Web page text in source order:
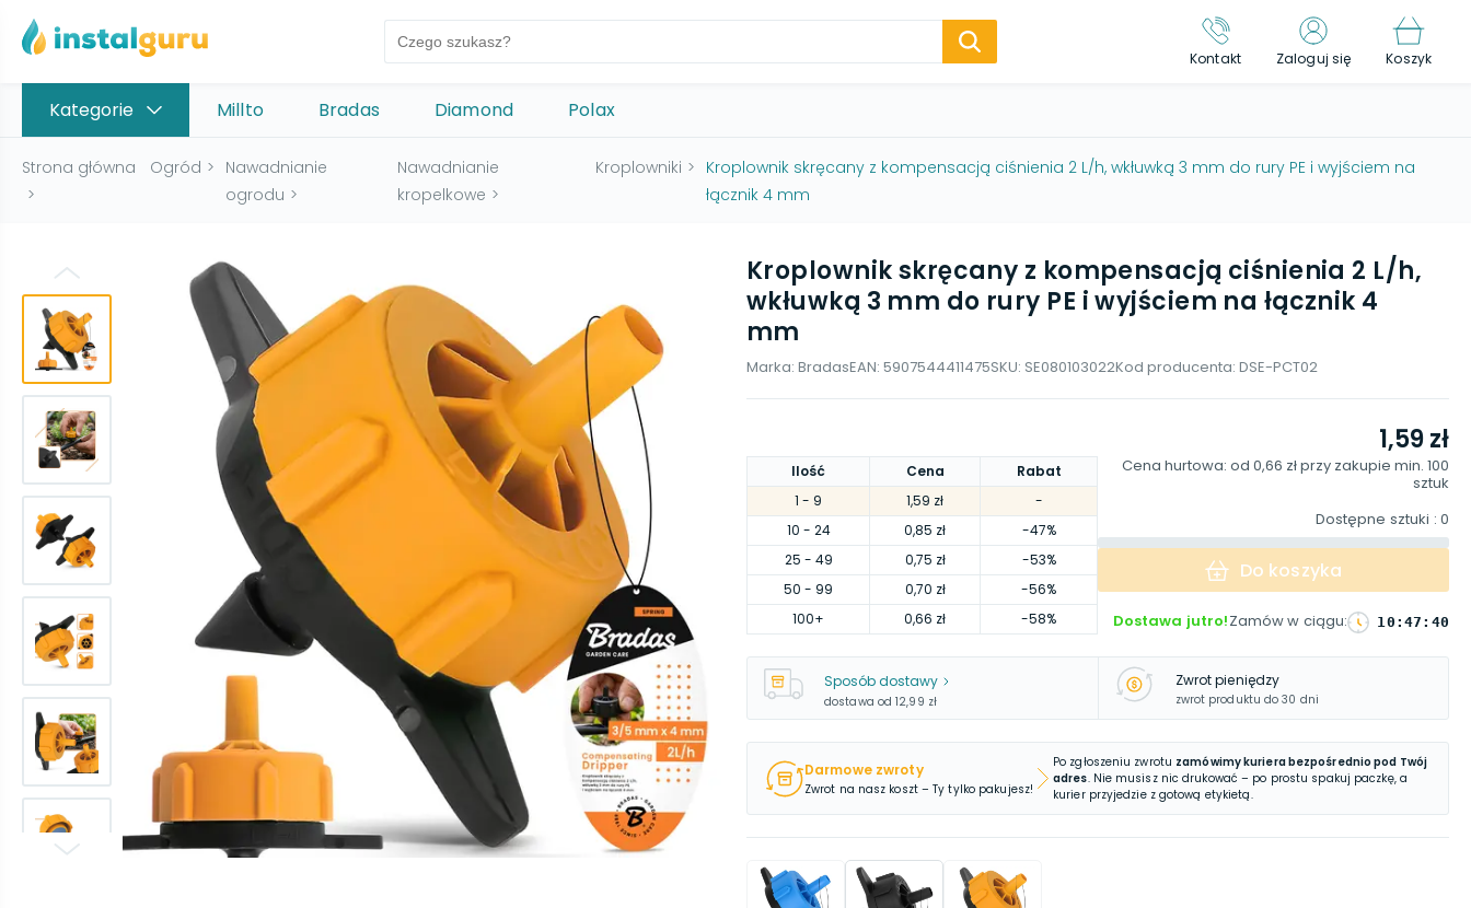
Kontakt Zaloguj się Koszyk
Kategorie Millto Bradas Diamond Polax
Strona główna
>
Ogród > Nawadnianie
ogrodu >
Nawadnianie
kropelkowe >
Kroplowniki > Kroplownik skręcany z kompensacją ciśnienia 2 L/h, wkłuwką 3 mm do rury PE i wyjściem na
łącznik 4 mm
Kroplownik skręcany z kompensacją ciśnienia 2 L/h,
wkłuwką 3 mm do rury PE i wyjściem na łącznik 4
mm
Marka: BradasEAN: 5907544411475SKU: SE080103022Kod producenta: DSE-PCT02
Ilość Cena
Rabat
1 - 9 1,59 zł
-
10 - 24 0,85 zł
-47%
25 - 49 0,75 zł
-53%
50 - 99 0,70 zł
-56%
100+ 0,66 zł -58%
1,59 zł
Cena hurtowa: od 0,66 złprzy zakupie min. 100
sztuk
Dostępne sztuki : 0
Do koszyka
Dostawa jutro!Zamów w ciągu: 10 : 47 : 39
Sposób dostawy
dostawa od 12,99 zł
Zwrot pieniędzy
zwrot produktu do 30 dni
Darmowe zwroty
Zwrot na nasz koszt – Ty tylko pakujesz!
Po zgłoszeniu zwrotu zamówimy kuriera bezpośrednio pod Twój
adres. Nie musisz nic drukować – po prostu spakuj paczkę, a
kurier przyjedzie z gotową etykietą.